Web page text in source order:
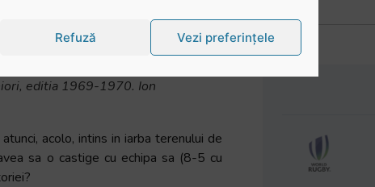
Refuză Vezi preferințele
din 1970.
editia 1969-1970. Ion
acolo, intins in iarba terenului de
sa o castige cu echipa sa (8-5 cu